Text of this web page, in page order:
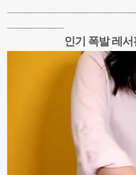
인기 폭발 레